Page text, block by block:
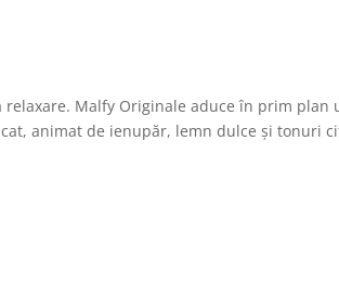
Malfy Originale aduce în prim plan
animat de ienupăr, lemn dulce şi tonuri